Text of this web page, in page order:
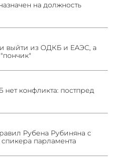
на должность
выйти из ОДКБ и ЕАЭС, а
конфликта: постпред
Рубена Рубиняна с
парламента